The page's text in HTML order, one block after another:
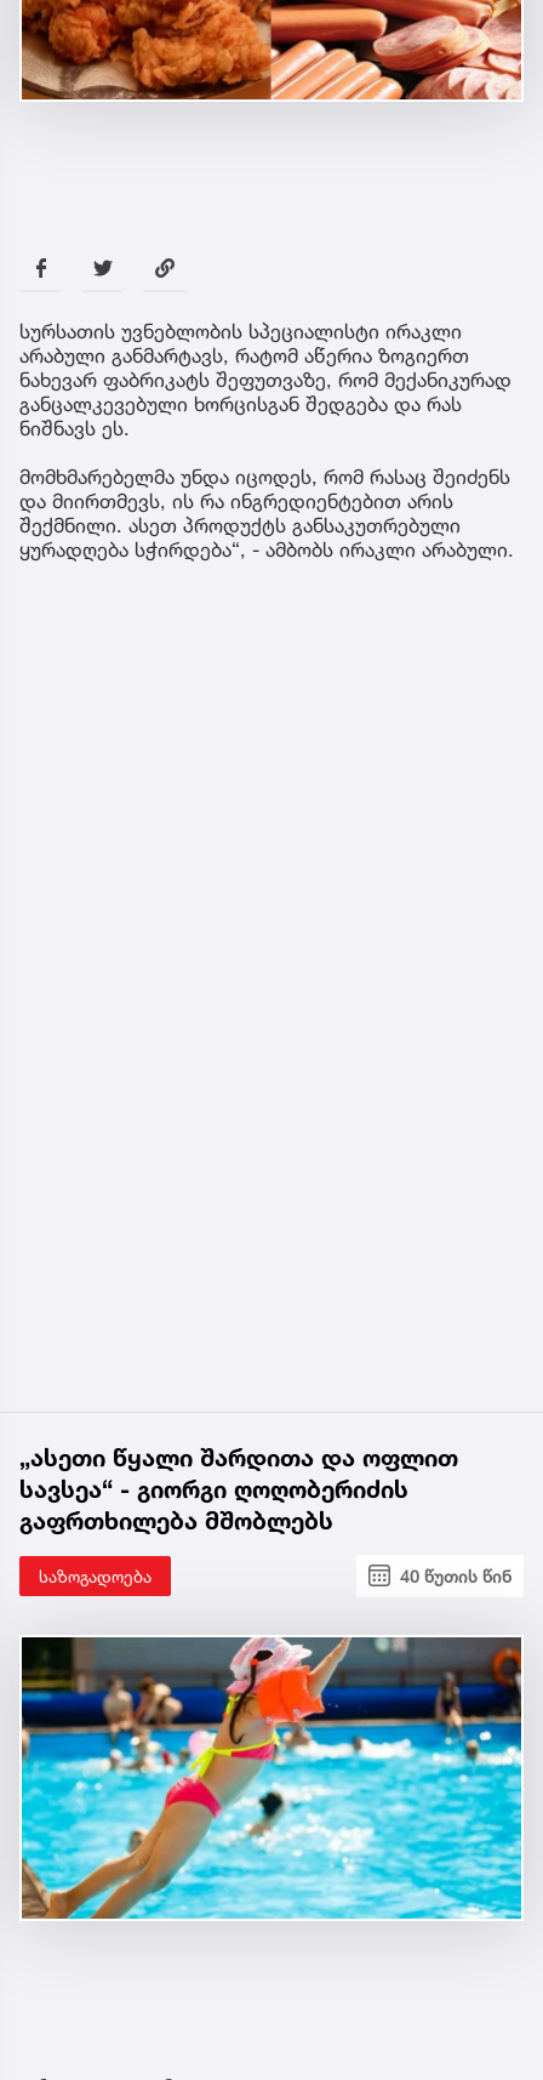
სურსათის უვნებლობის სპეციალისტი ირაკლი
არაბული განმარტავს, რატომ აწერია ზოგიერთ
ნახევარ ფაბრიკატს შეფუთვაზე, რომ მექანიკურად
განცალკევებული ხორცისგან შედგება და რას
ნიშნავს ეს.
მომხმარებელმა უნდა იცოდეს, რომ რასაც შეიძენს
და მიირთმევს, ის რა ინგრედიენტებით არის
შექმნილი. ასეთ პროდუქტს განსაკუთრებული
ყურადღება სჭირდება“, - ამბობს ირაკლი არაბული.
„ასეთი წყალი შარდითა და ოფლით
სავსეა“ - გიორგი ღოღობერიძის
გაფრთხილება მშობლებს
საზოგადოება 40 წუთის წინ